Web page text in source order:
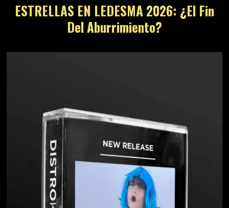
ESTRELLAS EN LEDESMA 2026: ¿El Fin
Del Aburrimiento?